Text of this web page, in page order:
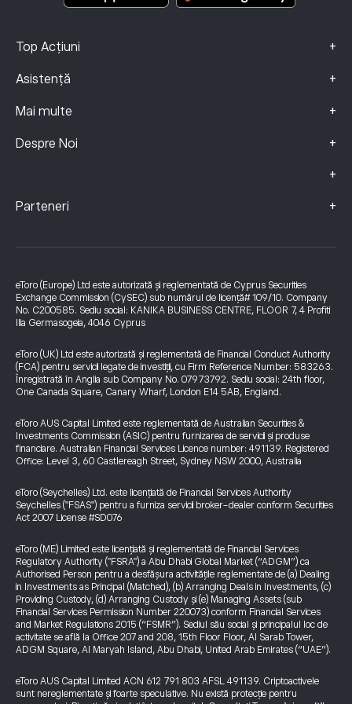
Top Acțiuni +
Asistență +
Mai multe +
Despre Noi +
+
Parteneri +
eToro (Europe) Ltd este autorizată și reglementată de Cyprus Securities
Exchange Commission (CySEC) sub numărul de licență# 109/10. Company
No. C200585. Sediu social: KANIKA BUSINESS CENTRE, FLOOR 7, 4 Profiti
Ilia Germasogeia, 4046 Cyprus
eToro (UK) Ltd este autorizată și reglementată de Financial Conduct Authority
(FCA) pentru servicii legate de investiții, cu Firm Reference Number: 583263.
Înregistrată în Anglia sub Company No. 07973792. Sediu social: 24th floor,
One Canada Square, Canary Wharf, London E14 5AB, England.
eToro AUS Capital Limited este reglementată de Australian Securities &
Investments Commission (ASIC) pentru furnizarea de servicii și produse
financiare. Australian Financial Services Licence number: 491139. Registered
Office: Level 3, 60 Castlereagh Street, Sydney NSW 2000, Australia
eToro (Seychelles) Ltd. este licențiată de Financial Services Authority
Seychelles ("FSAS") pentru a furniza servicii broker-dealer conform Securities
Act 2007 License #SD076
eToro (ME) Limited este licențiată și reglementată de Financial Services
Regulatory Authority ("FSRA") a Abu Dhabi Global Market (“ADGM”) ca
Authorised Person pentru a desfășura activitățile reglementate de (a) Dealing
in Investments as Principal (Matched), (b) Arranging Deals in Investments, (c)
Providing Custody, (d) Arranging Custody și (e) Managing Assets (sub
Financial Services Permission Number 220073) conform Financial Services
and Market Regulations 2015 (“FSMR”). Sediul său social și principalul loc de
activitate se află la Office 207 and 208, 15th Floor Floor, Al Sarab Tower,
ADGM Square, Al Maryah Island, Abu Dhabi, United Arab Emirates (“UAE”).
eToro AUS Capital Limited ACN 612 791 803 AFSL 491139. Criptoactivele
sunt nereglementate și foarte speculative. Nu există protecție pentru